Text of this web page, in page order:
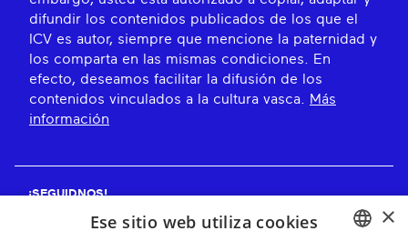
difundir los contenidos publicados de los que el
ICV es autor, siempre que mencione la paternidad y
los comparta en las mismas condiciones. En
efecto, deseamos facilitar la difusión de los
contenidos vinculados a la cultura vasca.
Más
información
¡SEGUIDNOS!
×
Ese sitio web utiliza cookies